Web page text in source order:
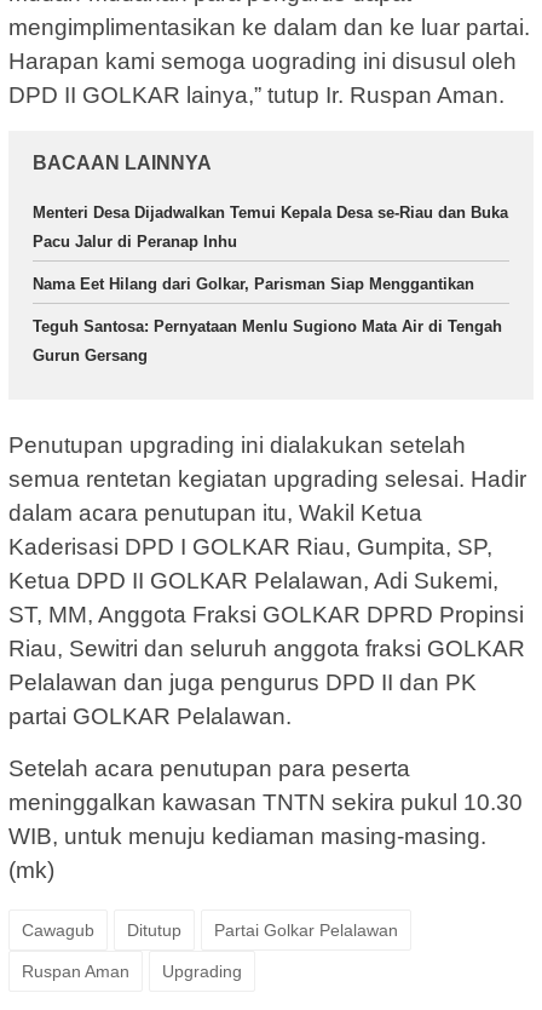
mengimplimentasikan ke dalam dan ke luar partai.
Harapan kami semoga uograding ini disusul oleh
DPD II GOLKAR lainya,” tutup Ir. Ruspan Aman.
BACAAN LAINNYA
Menteri Desa Dijadwalkan Temui Kepala Desa se-Riau dan Buka
Pacu Jalur di Peranap Inhu
Nama Eet Hilang dari Golkar, Parisman Siap Menggantikan
Teguh Santosa: Pernyataan Menlu Sugiono Mata Air di Tengah
Gurun Gersang
Penutupan upgrading ini dialakukan setelah
semua rentetan kegiatan upgrading selesai. Hadir
dalam acara penutupan itu, Wakil Ketua
Kaderisasi DPD I GOLKAR Riau, Gumpita, SP,
Ketua DPD II GOLKAR Pelalawan, Adi Sukemi,
ST, MM, Anggota Fraksi GOLKAR DPRD Propinsi
Riau, Sewitri dan seluruh anggota fraksi GOLKAR
Pelalawan dan juga pengurus DPD II dan PK
partai GOLKAR Pelalawan.
Setelah acara penutupan para peserta
meninggalkan kawasan TNTN sekira pukul 10.30
WIB, untuk menuju kediaman masing-masing.
(mk)
Cawagub Ditutup Partai Golkar Pelalawan
Ruspan Aman Upgrading